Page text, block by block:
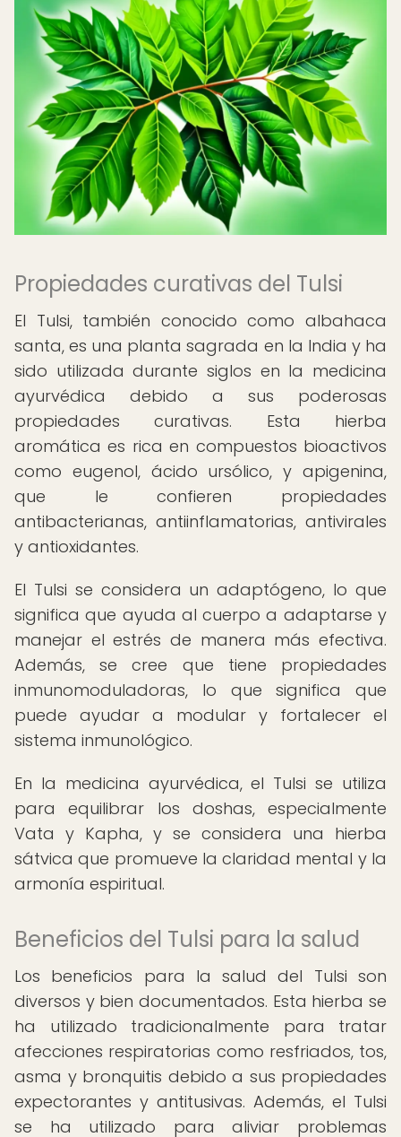
Propiedades curativas del Tulsi
El Tulsi, también conocido como albahaca
santa, es una planta sagrada en la India y ha
sido utilizada durante siglos en la medicina
ayurvédica debido a sus poderosas
propiedades curativas. Esta hierba
aromática es rica en compuestos bioactivos
como eugenol, ácido ursólico, y apigenina,
que le confieren propiedades
antibacterianas, antiinflamatorias, antivirales
y antioxidantes.
El Tulsi se considera un adaptógeno, lo que
significa que ayuda al cuerpo a adaptarse y
manejar el estrés de manera más efectiva.
Además, se cree que tiene propiedades
inmunomoduladoras, lo que significa que
puede ayudar a modular y fortalecer el
sistema inmunológico.
En la medicina ayurvédica, el Tulsi se utiliza
para equilibrar los doshas, especialmente
Vata y Kapha, y se considera una hierba
sátvica que promueve la claridad mental y la
armonía espiritual.
Beneficios del Tulsi para la salud
Los beneficios para la salud del Tulsi son
diversos y bien documentados. Esta hierba se
ha utilizado tradicionalmente para tratar
afecciones respiratorias como resfriados, tos,
asma y bronquitis debido a sus propiedades
expectorantes y antitusivas. Además, el Tulsi
se ha utilizado para aliviar problemas